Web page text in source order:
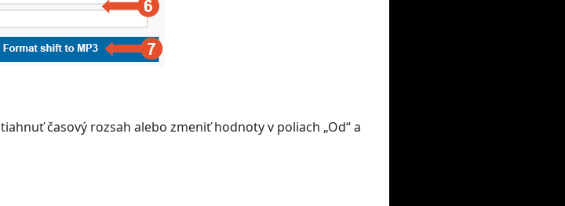
časový rozsah alebo zmeniť hodnoty v poliach „Od“ a